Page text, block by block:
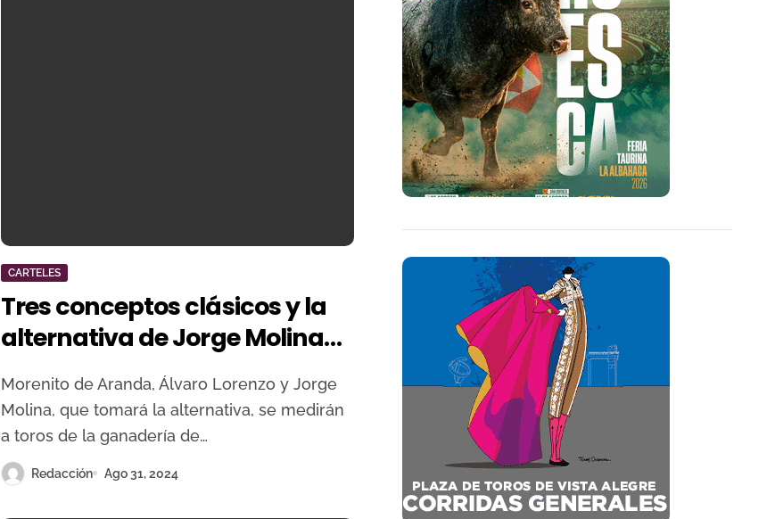
CARTELES
Tres conceptos clásicos y la
alternativa de Jorge Molina
para la Feria de Madridejos
Morenito de Aranda, Álvaro Lorenzo y Jorge
Molina, que tomará la alternativa, se medirán
a toros de la ganadería de…
Redacción Ago 31, 2024